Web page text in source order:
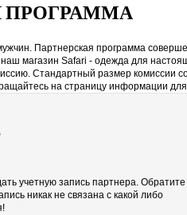
ПРОГРАММА
Партнерская программа
магазин Safari - одежда для
Стандартный размер комиссии
на страницу информации
учетную запись партнера. Обратите
никак не связана с какой либо